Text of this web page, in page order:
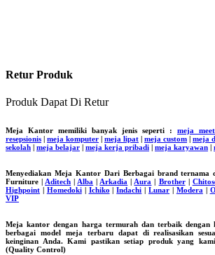
Retur Produk
Produk Dapat Di Retur
Meja Kantor memiliki banyak jenis seperti : meja
resepsionis
meja komputer meja lipat meja custom meja
sekolah
meja belajar meja kerja pribadi meja karyawan
Menyediakan Meja Kantor Dari Berbagai brand ternama
Furniture |Aditech |Alba |Arkadia |Aura Brother|
Highpoint
Homedoki| Ichiko |Indachi |Lunar Modera|
VIP
Meja kantor dengan harga termurah dan terbaik dengan
berbagai model meja terbaru dapat di realisasikan
keinginan Anda. Kami pastikan setiap produk yang
(Quality Control)